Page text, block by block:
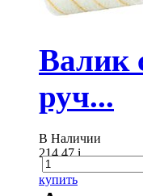
Валик
руч...
В Наличии
214.47i
купить